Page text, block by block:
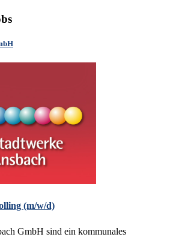
(m/w/d)
GmbH sind ein kommunales